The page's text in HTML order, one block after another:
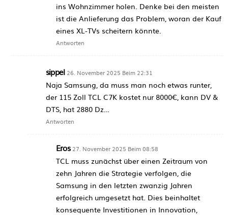
ins Wohnzimmer holen. Denke bei den meisten
ist die Anlieferung das Problem, woran der Kauf
eines XL-TVs scheitern könnte.
Antworten
sippel 26. November 2025 Beim 22:31
Naja Samsung, da muss man noch etwas runter,
der 115 Zoll TCL C7K kostet nur 8000€, kann DV &
DTS, hat 2880 Dz…
Antworten
Eros 27. November 2025 Beim 08:58
TCL muss zunächst über einen Zeitraum von
zehn Jahren die Strategie verfolgen, die
Samsung in den letzten zwanzig Jahren
erfolgreich umgesetzt hat. Dies beinhaltet
konsequente Investitionen in Innovation,